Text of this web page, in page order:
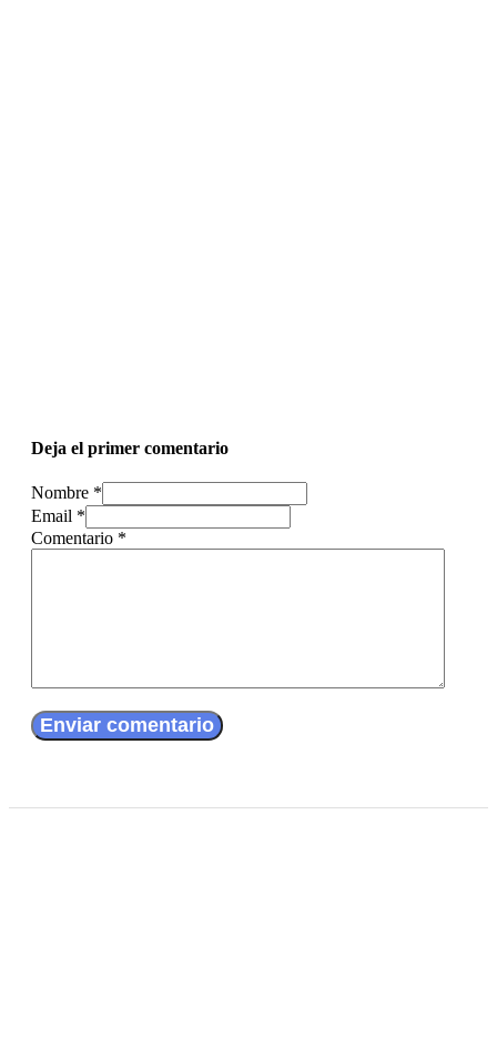
Deja el primer comentario
Nombre *
Email *
Comentario *